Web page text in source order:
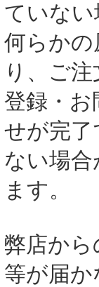
ていない
何らか
り、ご
登録・
せが完
ない場
ます。
弊店か
等が届